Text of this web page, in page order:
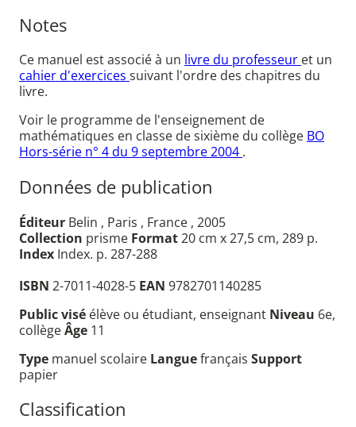
Notes
Ce manuel est associé à un livre du professeur et un
cahier d'exercices suivant l'ordre des chapitres du
livre.
Voir le programme de l'enseignement de
mathématiques en classe de sixième du collège BO
Hors-série n° 4 du 9 septembre 2004 .
Données de publication
Éditeur Belin , Paris , France , 2005
Collection prisme Format20 cm x 27,5 cm, 289 p.
Index Index. p. 287-288
ISBN 2-7011-4028-5 EAN 9782701140285
Public visé élève ou étudiant, enseignant Niveau 6e,
collègeÂge 11
Type manuel scolaire Languefrançais Support
papier
Classification